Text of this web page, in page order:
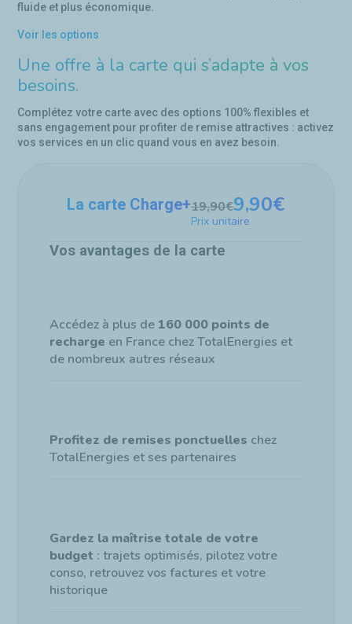
fluide et plus économique.
Voir les options
Une offre à la carte qui s’adapte à vos
besoins.
Complétez votre carte avec des options 100% flexibles et
sans engagement pour profiter de remise attractives : activez
vos services en un clic quand vous en avez besoin.
La carte Charge+19,90€9,90€
Prix unitaire
Vos avantages de la carte
Accédez à plus de 160 000 points de
recharge en France chez TotalEnergies et
de nombreux autres réseaux
Profitez de remises ponctuelles chez
TotalEnergies et ses partenaires
Gardez la maîtrise totale de votre
budget : trajets optimisés, pilotez votre
conso, retrouvez vos factures et votre
historique